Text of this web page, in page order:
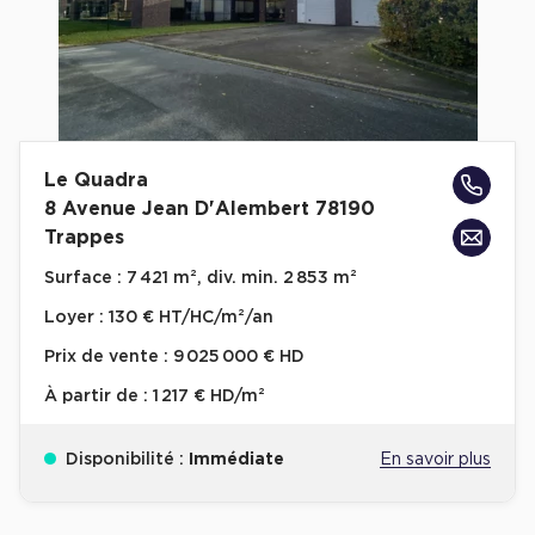
Collections de Logistique
Logistique urbaine
Entrepôts Messagerie
Entrepôts XXL
Location de Commerces
Location de Commerces à Paris
Location de Commerces à Toulouse
Le Quadra
8 Avenue Jean D'Alembert 78190
Trappes
Surface : 7 421 m², div. min. 2 853 m²
Loyer : 130 € HT/HC/m²/an
Prix de vente : 9 025 000 € HD
À partir de : 1 217 € HD/m²
Disponibilité : Immédiate En savoir plus